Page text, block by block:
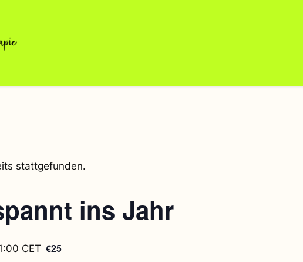
stattgefunden.
ins Jahr
CET €25